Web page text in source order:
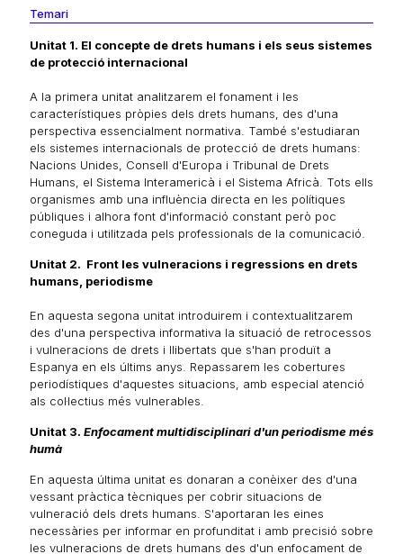
Temari
Unitat 1. El concepte de drets humans i els seus sistemes
de protecció internacional
A la primera unitat analitzarem el fonament i les
característiques pròpies dels drets humans, des d'una
perspectiva essencialment normativa. També s'estudiaran
els sistemes internacionals de protecció de drets humans:
Nacions Unides, Consell d'Europa i Tribunal de Drets
Humans, el Sistema Interamericà i el Sistema Africà. Tots ells
organismes amb una influència directa en les polítiques
públiques i alhora font d'informació constant però poc
coneguda i utilitzada pels professionals de la comunicació.
Unitat 2. Front les vulneracions i regressions en drets
humans, periodisme
En aquesta segona unitat introduirem i contextualitzarem
des d'una perspectiva informativa la situació de retrocessos
i vulneracions de drets i llibertats que s'han produït a
Espanya en els últims anys. Repassarem les cobertures
periodístiques d'aquestes situacions, amb especial atenció
als col·lectius més vulnerables.
Unitat 3. Enfocament multidisciplinari d'un periodisme més
humà
En aquesta última unitat es donaran a conèixer des d'una
vessant pràctica tècniques per cobrir situacions de
vulneració dels drets humans. S'aportaran les eines
necessàries per informar en profunditat i amb precisió sobre
les vulneracions de drets humans des d'un enfocament de